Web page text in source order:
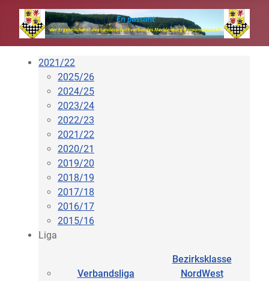
2021/22
2025/26
2024/25
2023/24
2022/23
2021/22
2020/21
2019/20
2018/19
2017/18
2016/17
2015/16
Liga
Verbandsliga
Bezirksklasse
NordWest